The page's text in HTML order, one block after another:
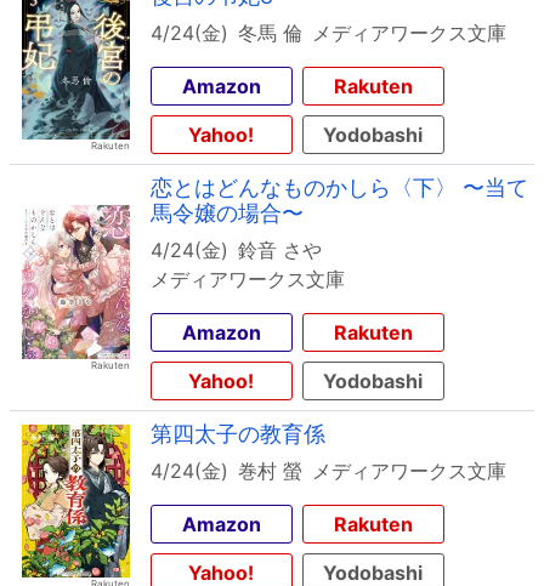
4/24(金) 冬馬 倫 メディアワークス文庫
Amazon
Rakuten
Yahoo!
Yodobashi
恋とはどんなものかしら〈下〉 〜当て
馬令嬢の場合〜
4/24(金) 鈴音 さや
メディアワークス文庫
Amazon
Rakuten
Yahoo!
Yodobashi
第四太子の教育係
4/24(金) 巻村 螢 メディアワークス文庫
Amazon
Rakuten
Yahoo!
Yodobashi